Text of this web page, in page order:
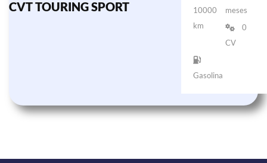
CVT TOURING SPORT
10000
km
meses
0
CV
Gasolina